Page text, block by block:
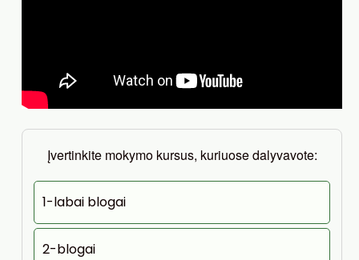
Įvertinkite mokymo kursus, kuriuose dalyvavote:
1-labai blogai
2-blogai